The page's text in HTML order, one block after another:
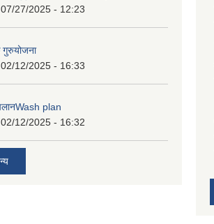
07/27/2025 - 12:23
02/12/2025 - 16:33
plan
02/12/2025 - 16:32